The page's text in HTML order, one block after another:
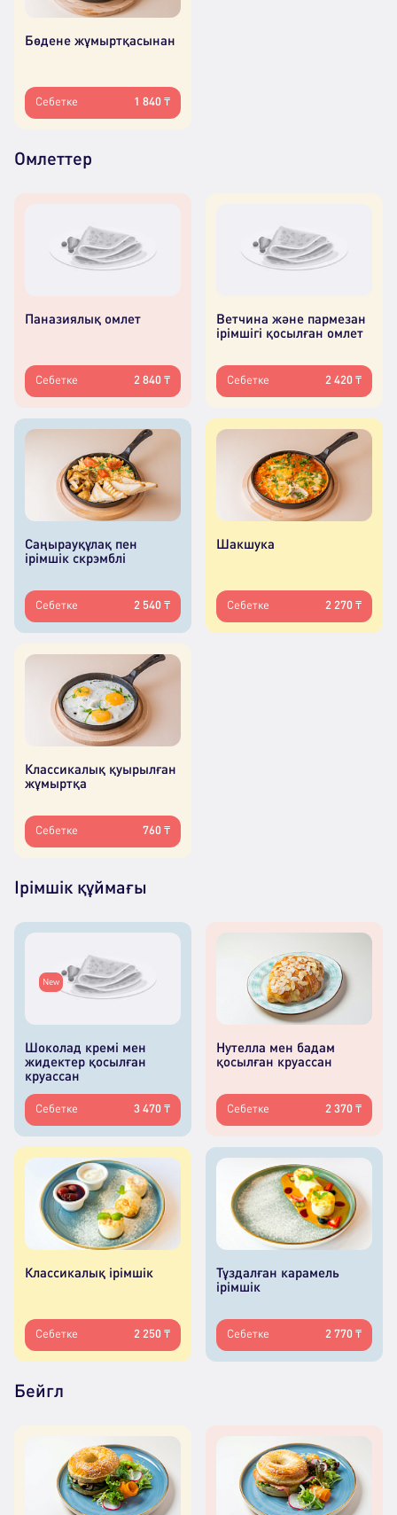
Бөдене жұмыртқасынан
Себетке 1 840 ₸
Омлеттер
Паназиялық омлет
Себетке 2 840 ₸
Ветчина және пармезан
ірімшігі қосылған омлет
Себетке 2 420 ₸
Саңырауқұлақ пен
ірімшік скрэмблі
Себетке 2 540 ₸
Шакшука
Себетке 2 270 ₸
Классикалық қуырылған
жұмыртқа
Себетке 760 ₸
Ірімшік құймағы
New
Шоколад кремі мен
жидектер қосылған
круассан
Себетке 3 470 ₸
Нутелла мен бадам
қосылған круассан
Себетке 2 370 ₸
Классикалық ірімшік
Себетке 2 250 ₸
Тұздалған карамель
ірімшік
Себетке 2 770 ₸
Бейгл